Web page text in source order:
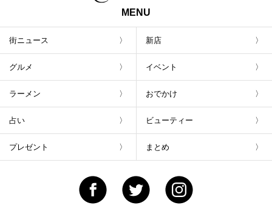
MENU
街ニュース 新店
グルメ イベント
ラーメン おでかけ
占い ビューティー
プレゼント まとめ